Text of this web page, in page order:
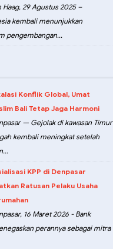
Haag, 29 Agustus 2025 –
kembali menunjukkan
pengembangan...
Konflik Global, Umat
Bali Tetap Jaga Harmoni
— Gejolak di kawasan Timur
kembali meningkat setelah
KPP di Denpasar
Ratusan Pelaku Usaha
16 Maret 2026 - Bank
perannya sebagai mitra